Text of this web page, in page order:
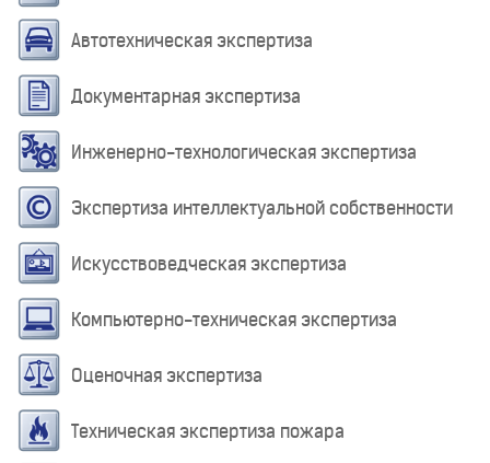
Автотехническая экспертиза
Документарная экспертиза
Инженерно-технологическая экспертиза
Экспертиза интеллектуальной собственности
Искусствоведческая экспертиза
Компьютерно-техническая экспертиза
Оценочная экспертиза
Техническая экспертиза пожара